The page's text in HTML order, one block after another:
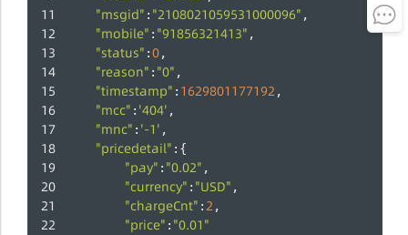
"msgid" : "2108021059531000096" ,
"mobile" : "91856321413" ,
"status" :0,
"reason" : "0" ,
"timestamp" : 1629801177192,
"mcc" : '404' ,
"mnc" : '-1' ,
"pricedetail" :{
"pay" : "0.02" ,
"currency" : "USD" ,
"chargeCnt" :2,
"price" : "0.01"